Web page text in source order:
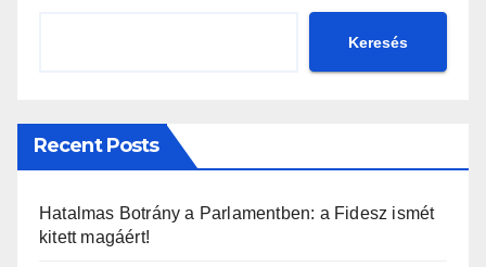
Keresés
Recent Posts
Hatalmas Botrány a Parlamentben: a Fidesz ismét
kitett magáért!